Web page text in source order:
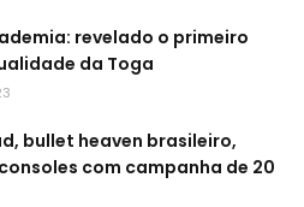
revelado o primeiro
da Toga
bullet heaven brasileiro,
com campanha de 20